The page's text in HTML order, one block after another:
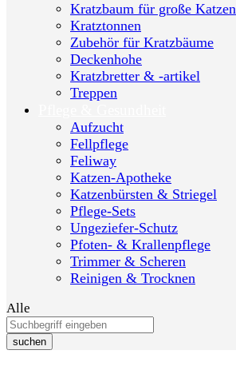
Kratzbaum für große Katzen
Kratztonnen
Zubehör für Kratzbäume
Deckenhohe
Kratzbretter & -artikel
Treppen
Aufzucht
Fellpflege
Feliway
Katzen-Apotheke
Katzenbürsten & Striegel
Pflege-Sets
Ungeziefer-Schutz
Pfoten- & Krallenpflege
Trimmer & Scheren
Reinigen & Trocknen
Alle
suchen